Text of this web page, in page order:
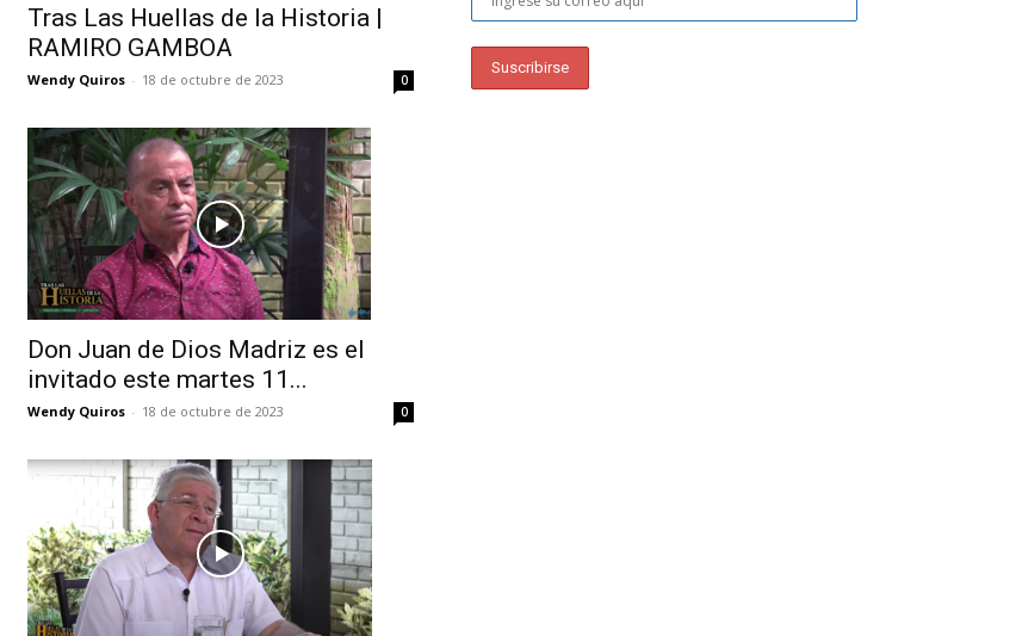
Tras Las Huellas de la Historia |
RAMIRO GAMBOA
Wendy Quiros - 18 de octubre de 2023 0
Don Juan de Dios Madriz es el
invitado este martes 11...
Wendy Quiros - 18 de octubre de 2023 0